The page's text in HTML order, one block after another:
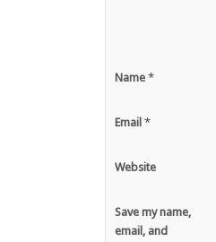
Name *
Email *
Website
Save my name,
email, and